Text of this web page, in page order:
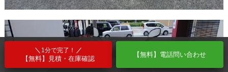
1分で完了！
【無料】見積・在庫確認
【無料】電話問い合わせ